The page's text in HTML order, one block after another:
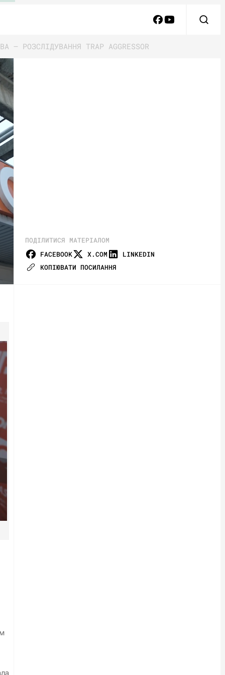
РОЗСЛІДУВАННЯ TRAP AGGRESSOR
ПОДІЛИТИСЯ МАТЕРІАЛОМ
FACEBOOK
X.COM
LINKEDIN
КОПІЮВАТИ ПОСИЛАННЯ